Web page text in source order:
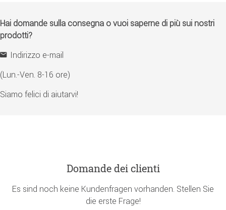
Hai domande sulla consegna o vuoi saperne di più sui nostri
prodotti?
Indirizzo e-mail
(Lun.-Ven. 8-16 ore)
Siamo felici di aiutarvi!
Domande dei clienti
Es sind noch keine Kundenfragen vorhanden. Stellen Sie
die erste Frage!